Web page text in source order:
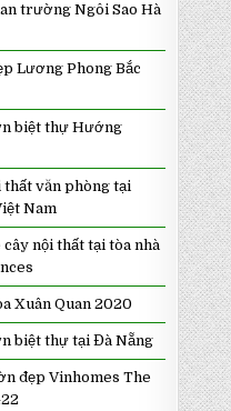
trường Ngôi Sao Hà
Lương Phong Bắc
biệt thự Hướng
thất văn phòng tại
Nam
nội thất tại tòa nhà
Xuân Quan 2020
biệt thự tại Đà Nẵng
đẹp Vinhomes The